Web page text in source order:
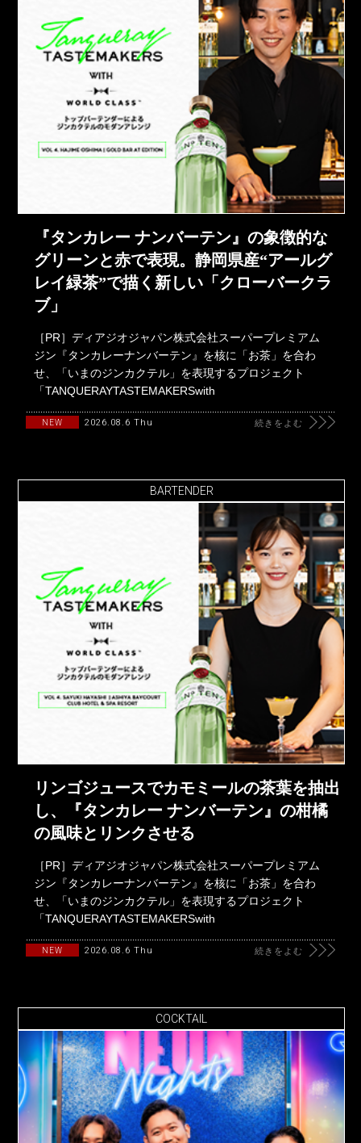
『タンカレー ナンバーテン』の象徴的な
グリーンと赤で表現。静岡県産“アールグ
レイ緑茶”で描く新しい「クローバークラ
ブ」
［PR］ディアジオジャパン株式会社スーパープレミアム
ジン『タンカレーナンバーテン』を核に「お茶」を合わ
せ、「いまのジンカクテル」を表現するプロジェクト
「TANQUERAYTASTEMAKERSwith
NEW 2026.08.6 Thu 続きをよむ
BARTENDER
リンゴジュースでカモミールの茶葉を抽出
し、『タンカレー ナンバーテン』の柑橘
の風味とリンクさせる
［PR］ディアジオジャパン株式会社スーパープレミアム
ジン『タンカレーナンバーテン』を核に「お茶」を合わ
せ、「いまのジンカクテル」を表現するプロジェクト
「TANQUERAYTASTEMAKERSwith
NEW 2026.08.6 Thu 続きをよむ
COCKTAIL